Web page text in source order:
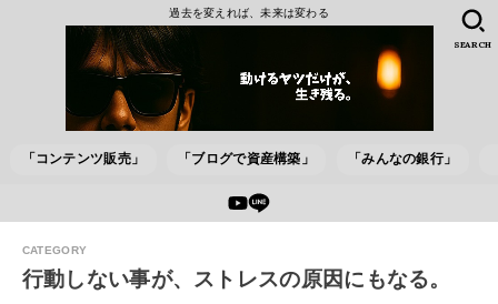
過去を変えれば、未来は変わる
「コンテンツ販売」 「ブログで資産構築」 「みんなの銀行」
SEARCH
行動しない事が、ストレスの原因にもなる。